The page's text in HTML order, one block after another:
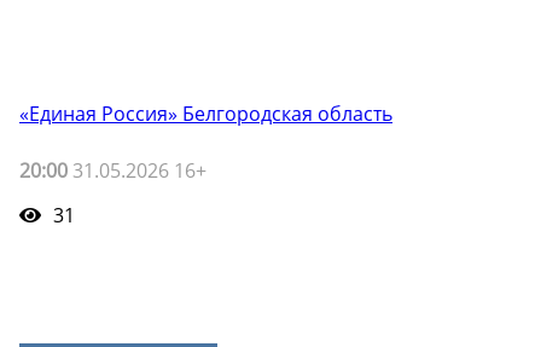
«Единая Россия» Белгородская область
20:00 31.05.2026 16+
31